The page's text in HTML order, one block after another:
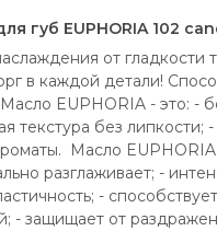
губ EUPHORIA 102
от гладкости
в каждой детали!
EUPHORIA - это: -
текстура без липкости;
Масло
разглаживает; -
-
- защищает от